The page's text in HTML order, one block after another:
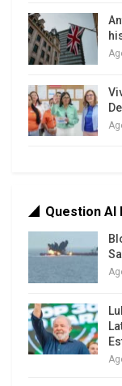
más de 20
“La
punta del
ejecutivos”,
informe, de 39
como
fabricantes de
mostrencos de
Google,
drones.
Question Al